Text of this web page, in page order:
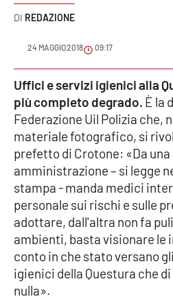
Meteo
Editoriali
VIDEO
Ambiente
Cronaca
Cultura
Economia e Lavoro
REDAZIONE
24 MAGGIO 2018 09:17
Uffici e servizi igienici alla
più completo degrado. È la
Federazione Uil Polizia che,
materiale fotografico, si
prefetto di Crotone: «Da
amministrazione – si legge
stampa - manda medici
personale sui rischi e sulle
adottare, dall'altra non fa
ambienti, basta visionare le
conto in che stato versano
igienici della Questura che
nulla».